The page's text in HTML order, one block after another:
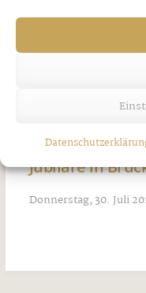
Jubilare in
Donnerstag, 30. Juli